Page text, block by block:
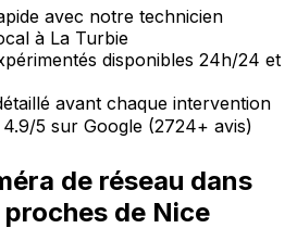
avec notre technicien
à La Turbie
disponibles 24h/24 et
avant chaque intervention
4.9/5 sur Google (2724+ avis)
de réseau dans
de Nice